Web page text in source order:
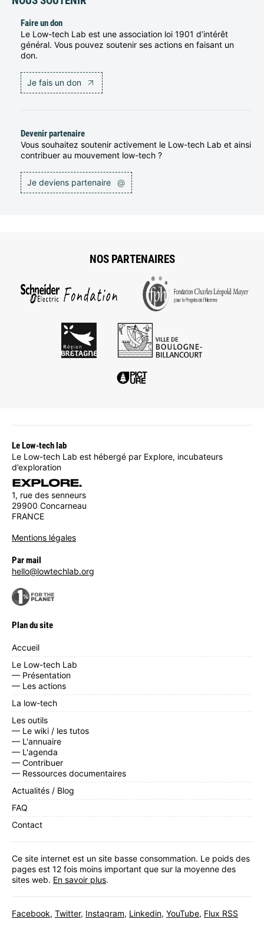
Faire un don
Le Low-tech Lab est une association loi 1901 d’intérêt
général. Vous pouvez soutenir ses actions en faisant un
don.
Je fais un don
Devenir partenaire
Vous souhaitez soutenir activement le Low-tech Lab et ainsi
contribuer au mouvement low-tech ?
Je deviens partenaire @
NOS PARTENAIRES
Le Low-tech lab
Le Low-tech Lab est hébergé par Explore, incubateurs
d’exploration
1, rue des senneurs
29900 Concarneau
FRANCE
Mentions légales
Par mail
hello@lowtechlab.org
Plan du site
Accueil
Le Low-tech Lab
— Présentation
— Les actions
La low-tech
Les outils
— Le wiki / les tutos
— L'annuaire
— L'agenda
— Contribuer
— Ressources documentaires
Actualités / Blog
FAQ
Contact
Ce site internet est un site basse consommation. Le poids des
pages est 12 fois moins important que sur la moyenne des
sites web. En savoir plus.
Facebook, Twitter, Instagram, Linkedin, YouTube, Flux RSS